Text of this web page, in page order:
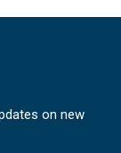
on new